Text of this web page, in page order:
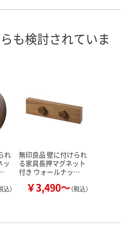
数量
も検討されていま
れ
ッ
込）
無印良品 壁に付けられ
る家具長押マグネット
付き ウォールナッ…
￥3,490～（税込）